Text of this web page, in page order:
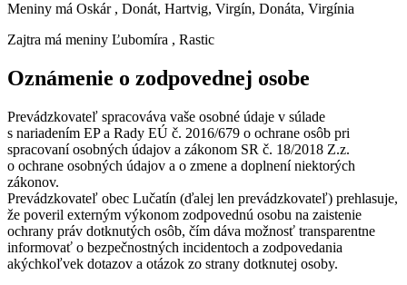
Meniny má Oskár , Donát, Hartvig, Virgín, Donáta, Virgínia
Zajtra má meniny Ľubomíra , Rastic
Oznámenie o zodpovednej osobe
Prevádzkovateľ spracováva vaše osobné údaje v súlade
s nariadením EP a Rady EÚ č. 2016/679 o ochrane osôb pri
spracovaní osobných údajov a zákonom SR č. 18/2018 Z.z.
o ochrane osobných údajov a o zmene a doplnení niektorých
zákonov.
Prevádzkovateľ obec Lučatín (ďalej len prevádzkovateľ) prehlasuje,
že poveril externým výkonom zodpovednú osobu na zaistenie
ochrany práv dotknutých osôb, čím dáva možnosť transparentne
informovať o bezpečnostných incidentoch a zodpovedania
akýchkoľvek dotazov a otázok zo strany dotknutej osoby.